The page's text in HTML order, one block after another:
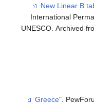
International
UNESCO. Archived
.